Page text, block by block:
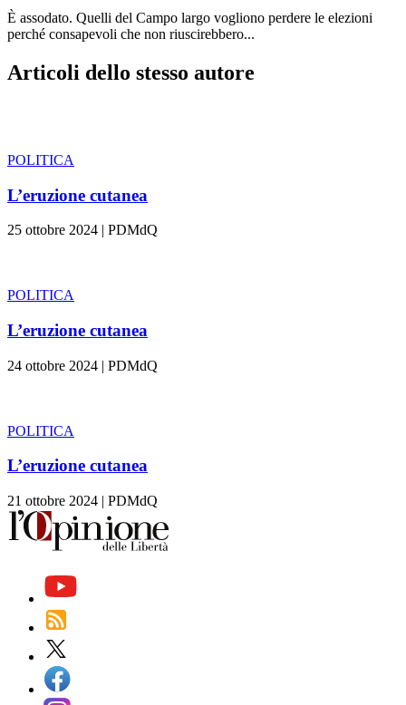
È assodato. Quelli del Campo largo vogliono perdere le elezioni
perché consapevoli che non riuscirebbero...
Articoli dello stesso autore
POLITICA
L’eruzione cutanea
25 ottobre 2024 | PDMdQ
POLITICA
L’eruzione cutanea
24 ottobre 2024 | PDMdQ
POLITICA
L’eruzione cutanea
21 ottobre 2024 | PDMdQ